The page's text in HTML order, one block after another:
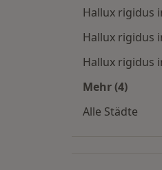
Hallux rigidus
Hallux rigidus
Hallux rigidus
Mehr (4)
Alle Städte